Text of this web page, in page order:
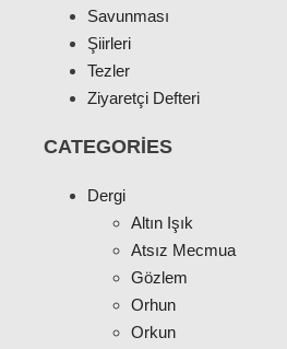
Savunması
Şiirleri
Tezler
Ziyaretçi Defteri
CATEGORIES
Dergi
Altın Işık
Atsız Mecmua
Gözlem
Orhun
Orkun